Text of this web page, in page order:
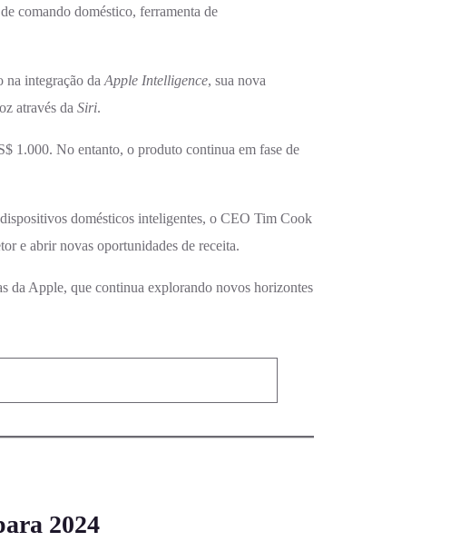
comando doméstico, ferramenta de
na integração da Apple Intelligence, sua nova
através da Siri.
1.000. No entanto, o produto continua em fase de
domésticos inteligentes, o CEO Tim Cook
e abrir novas oportunidades de receita.
da Apple, que continua explorando novos horizontes
2024